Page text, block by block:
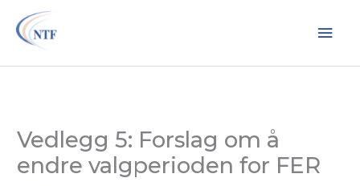
rett
innholdet
Vedlegg 5: Forslag om å
endre valgperioden for FER